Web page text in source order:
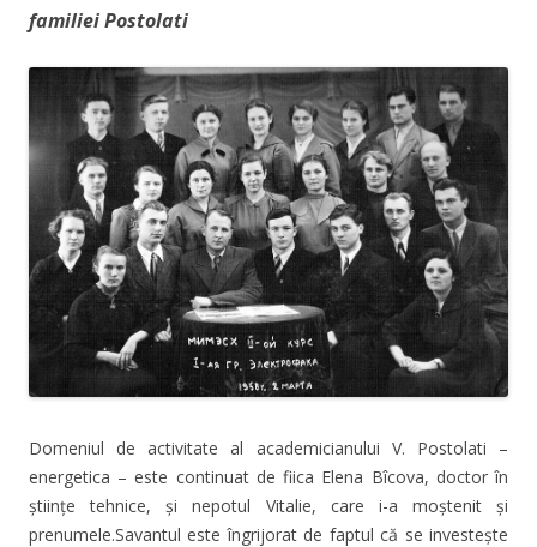
familiei Postolati
Domeniul de activitate al academicianului V. Postolati –
energetica – este continuat de fiica Elena Bîcova, doctor în
științe tehnice, și nepotul Vitalie, care i-a moștenit și
prenumele.Savantul este îngrijorat de faptul că se investește